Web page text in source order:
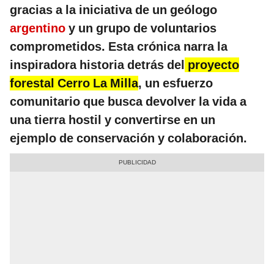
gracias a la iniciativa de un geólogo
argentino y un grupo de voluntarios
comprometidos. Esta crónica narra la
inspiradora historia detrás del proyecto
forestal Cerro La Milla, un esfuerzo
comunitario que busca devolver la vida a
una tierra hostil y convertirse en un
ejemplo de conservación y colaboración.